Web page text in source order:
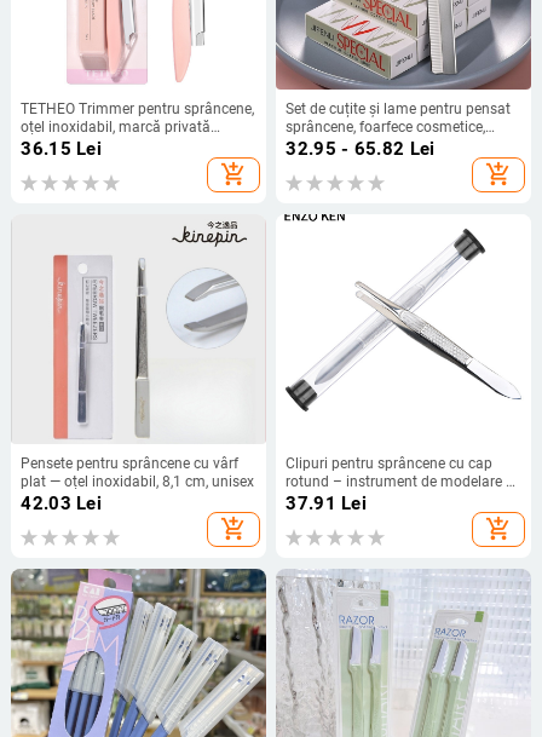
TETHEO Trimmer pentru sprâncene,
oțel inoxidabil, marcă privată
autorizată
36.15 Lei
add_shopping_cart
Set de cuțite și lame pentru pensat
sprâncene, foarfece cosmetice,
origine Guangzhou, pentru uz
32.95 - 65.82 Lei
add_shopping_cart
Pensete pentru sprâncene cu vârf
plat — oțel inoxidabil, 8,1 cm, unisex
42.03 Lei
add_shopping_cart
Clipuri pentru sprâncene cu cap
rotund – instrument de modelare a
sprânenelor, Brand Enzo, Model Cap
37.91 Lei
add_shopping_cart